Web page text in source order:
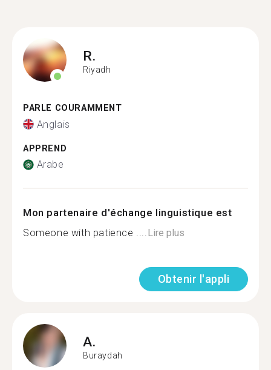
R.
Riyadh
PARLE COURAMMENT
Anglais
APPREND
Arabe
Mon partenaire d'échange linguistique est
Someone with patience ....Lire plus
Obtenir l'appli
A.
Buraydah